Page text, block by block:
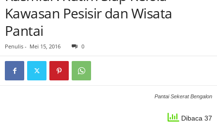
Kawasan Pesisir dan Wisata
Pantai
Penulis - Mei 15, 2016 0
Pantai Sekerat Bengalon
Dibaca 37